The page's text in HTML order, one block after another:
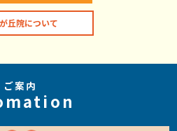
丘院について
ご案内